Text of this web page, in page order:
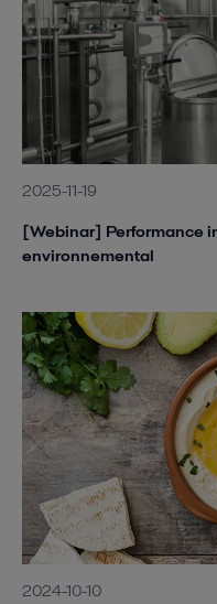
2025-11-19
[Webinar] Performance
environnemental
2024-10-10